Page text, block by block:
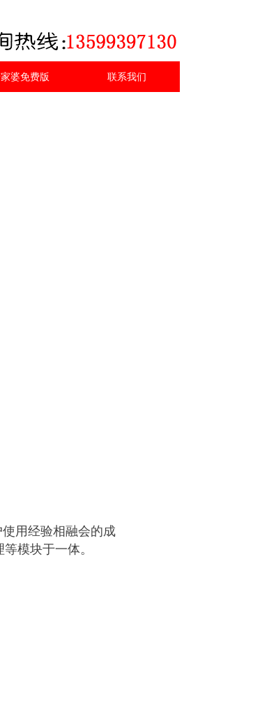
婆免费版 联系我们
用经验相融会的成
模块于一体。